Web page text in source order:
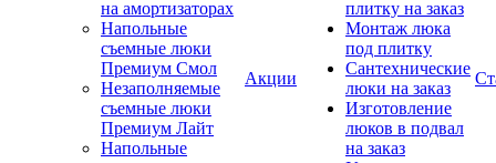
на амортизаторах
Напольные
съемные люки
Премиум Смол
Незаполняемые
съемные люки
Премиум Лайт
Напольные
Акции
плитку на заказ
Монтаж люка
под плитку
Сантехнические
люки на заказ
Изготовление
люков в подвал
на заказ